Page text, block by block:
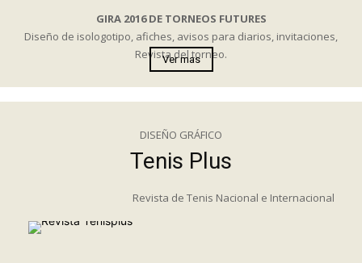
GIRA 2016 DE TORNEOS FUTURES
Diseño de isologotipo, afiches, avisos para diarios, invitaciones,
Revista del torneo.
Ver mas
DISEÑO GRÁFICO
Tenis Plus
Revista de Tenis Nacional e Internacional